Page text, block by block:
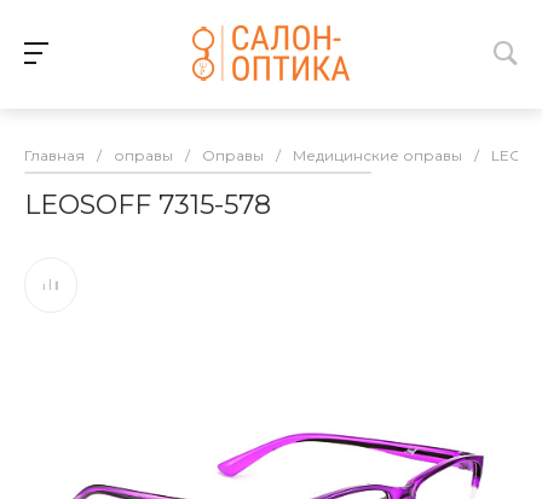
Главная / оправы / Оправы / Медицинские оправы /
LEOSOFF 7315-578